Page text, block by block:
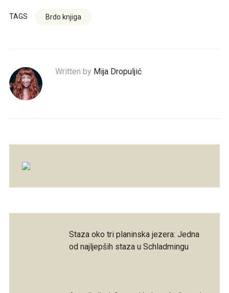
TAGS Brdo knjiga
Written by Mija Dropuljić
Staza oko tri planinska jezera: Jedna
od najljepših staza u Schladmingu